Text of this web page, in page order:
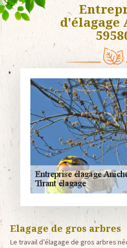
d'élagage
Elagage de gros arbres
Le travail d’élagage de gros arbres